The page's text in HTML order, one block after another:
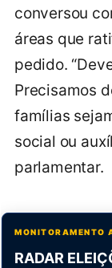
conversou
áreas que
pedido.
Precisamos
famílias
social ou
parlamentar.
MONITORAMENTO
RADAR